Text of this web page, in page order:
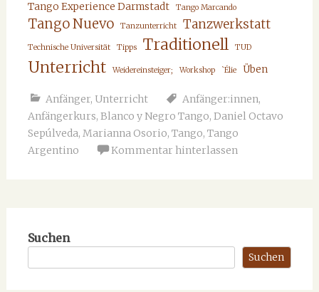
Tango Experience Darmstadt Tango Marcando
Tango Nuevo Tanzunterricht Tanzwerkstatt
Technische Universität Tipps Traditionell TUD
Unterricht Weidereinsteiger; Workshop `Élie Üben
Anfänger, Unterricht Anfänger:innen,
Anfängerkurs, Blanco y Negro Tango, Daniel Octavo
Sepúlveda, Marianna Osorio, Tango, Tango
Argentino
Kommentar hinterlassen
Suchen
Suchen